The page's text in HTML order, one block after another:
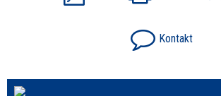
Kontakt